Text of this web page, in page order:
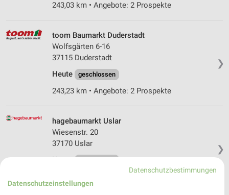
243,03 km • Angebote: 2 Prospekte
❯
toom Baumarkt Duderstadt
Wolfsgärten 6-16
37115 Duderstadt
Heute
geschlossen
243,23 km • Angebote: 2 Prospekte
❯
hagebaumarkt Uslar
Wiesenstr. 20
37170 Uslar
Heute
Datenschutzbestimmungen
Datenschutzeinstellungen